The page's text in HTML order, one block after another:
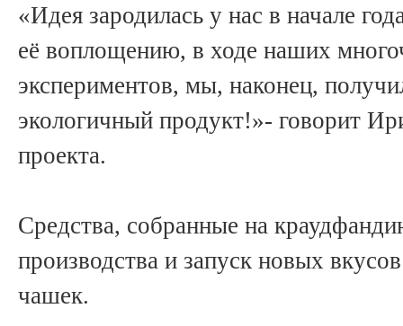
«Идея зародилась у нас в начале
её воплощению, в ходе наших
экспериментов, мы, наконец,
экологичный продукт!»- говорит
проекта.
Средства, собранные на
производства и запуск новых
чашек.